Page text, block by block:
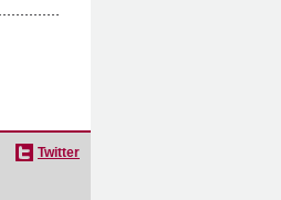
Twitter